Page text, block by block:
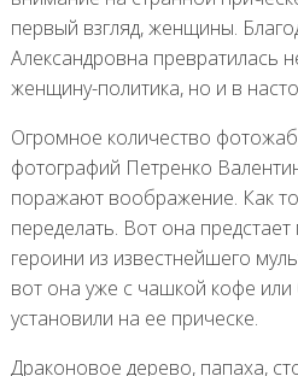
первый взгляд, женщины.
Александровна превратилась
женщину-политика, но и в
Огромное количество
фотографий Петренко
поражают воображение. Как
переделать. Вот она
героини из известнейшего
вот она уже с чашкой кофе
установили на ее прическе.
Драконовое дерево, папаха,